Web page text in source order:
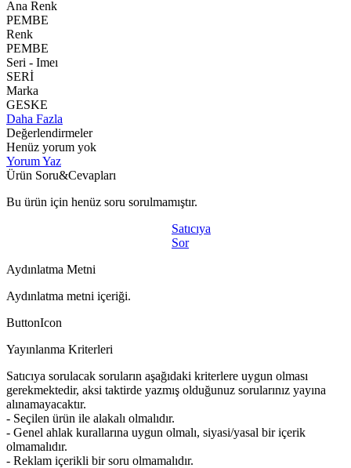
Ana Renk
PEMBE
Renk
PEMBE
Seri - Imeı
SERİ
Marka
GESKE
Daha Fazla
Değerlendirmeler
Henüz yorum yok
Yorum Yaz
Ürün Soru&Cevapları
Bu ürün için henüz soru sorulmamıştır.
Satıcıya
Sor
Aydınlatma Metni
Aydınlatma metni içeriği.
ButtonIcon
Yayınlanma Kriterleri
Satıcıya sorulacak soruların aşağıdaki kriterlere uygun olması
gerekmektedir, aksi taktirde yazmış olduğunuz sorularınız yayına
alınamayacaktır.
- Seçilen ürün ile alakalı olmalıdır.
- Genel ahlak kurallarına uygun olmalı, siyasi/yasal bir içerik
olmamalıdır.
- Reklam içerikli bir soru olmamalıdır.